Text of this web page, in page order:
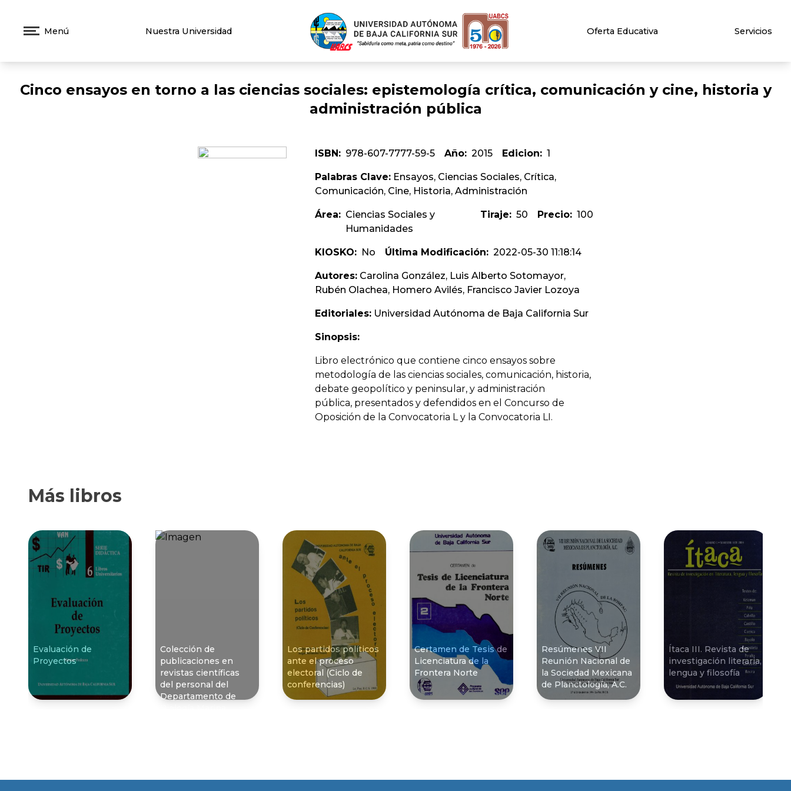
Menú Nuestra Universidad Oferta Educativa Servicios
Cinco ensayos en torno a las ciencias sociales: epistemologí­a crí­tica, comunicación y cine, historia y
administración pública
ISBN: 978-607-7777-59-5 Año: 2015 Edicion: 1
Palabras Clave:Ensayos, Ciencias Sociales, Crí­tica,
Comunicación, Cine, Historia, Administración
Área: Ciencias Sociales y
Humanidades
Tiraje: 50 Precio: 100
KIOSKO: No Última Modificación: 2022-05-30 11:18:14
Autores:Carolina González, Luis Alberto Sotomayor,
Rubén Olachea, Homero Avilés, Francisco Javier Lozoya
Editoriales:Universidad Autónoma de Baja California Sur
Sinopsis:
Libro electrónico que contiene cinco ensayossobre
metodología de las ciencias sociales, comunicación, historia,
debate geopolítico y peninsular, y administración
pública, presentados y defendidos en el Concurso de
Oposición de la Convocatoria L y la Convocatoria LI.
Más libros
Evaluación de
Proyectos
Colección de
publicaciones en
revistas cientí­ficas
del personal del
Departamento de
Los partidos políticos
ante el proceso
electoral (Ciclo de
conferencias)
Certamen de Tesis de
Licenciatura de la
Frontera Norte
Resúmenes VII
Reunión Nacional de
la Sociedad Mexicana
de Planctologí­a, A.C.
Ítaca III. Revista de
investigación literaria,
lengua y filosofía